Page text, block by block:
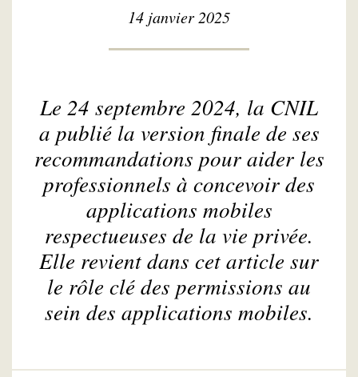
14 janvier 2025
Le 24 septembre 2024, la CNIL
a publié la version finale de ses
recommandations pour aider les
professionnels à concevoir des
applications mobiles
respectueuses de la vie privée.
Elle revient dans cet article sur
le rôle clé des permissions au
sein des applications mobiles.